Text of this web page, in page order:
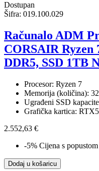
Dostupan
Šifra: 019.100.029
Računalo ADM
CORSAIR Ryzen
DDR5, SSD 1TB
Procesor: Ryzen 7
Memorija (količina):
Ugrađeni SSD
Grafička kartica:
2.552,63 €
-5% Cijena s popustom
Dodaj u košaricu